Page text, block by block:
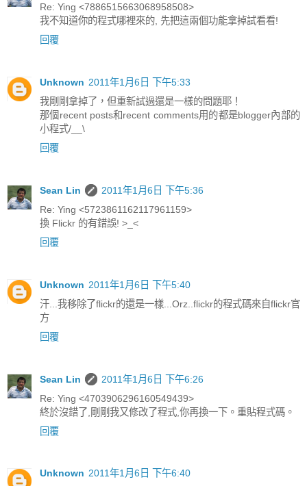
Re: Ying <7886515663068958508>
我不知道你的程式哪裡來的, 先把這兩個功能拿掉試看看!
回覆
Unknown 2011年1月6日 下午5:33
我剛剛拿掉了，但重新試過還是一樣的問題耶！
那個recent posts和recent comments用的都是blogger內部的
小程式/__\
回覆
Sean Lin
2011年1月6日 下午5:36
Re: Ying <5723861162117961159>
換 Flickr 的有錯誤! >_<
回覆
Unknown 2011年1月6日 下午5:40
汗...我移除了flickr的還是一樣...Orz..flickr的程式碼來自flickr官
方
回覆
Sean Lin
2011年1月6日 下午6:26
Re: Ying <4703906296160549439>
終於沒錯了,剛剛我又修改了程式,你再換一下。重貼程式碼。
回覆
Unknown 2011年1月6日 下午6:40